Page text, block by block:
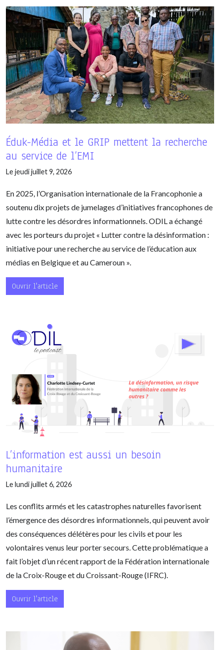
Éduk-Média et le GRIP mettent la recherche
au service de l’EMI
Le jeudi juillet 9, 2026
En 2025, l’Organisation internationale de la Francophonie a
soutenu dix projets de jumelages d’initiatives francophones de
lutte contre les désordres informationnels. ODIL a échangé
avec les porteurs du projet « Lutter contre la désinformation :
initiative pour une recherche au service de l’éducation aux
médias en Belgique et au Cameroun ».
Ouvrir l'article
L’information est aussi un besoin
humanitaire
Le lundi juillet 6, 2026
Les conflits armés et les catastrophes naturelles favorisent
l’émergence des désordres informationnels, qui peuvent avoir
des conséquences délétères pour les civils et pour les
volontaires venus leur porter secours. Cette problématique a
fait l’objet d’un récent rapport de la Fédération internationale
de la Croix-Rouge et du Croissant-Rouge (IFRC).
Ouvrir l'article